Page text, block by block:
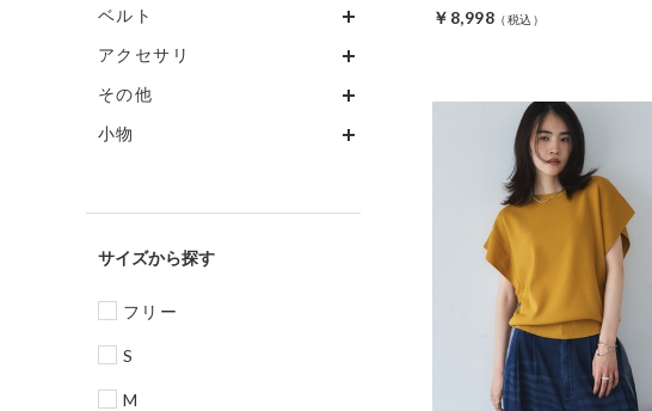
ベルト
アクセサリ
その他
小物
サイズ
フリー
S
M
￥8,998